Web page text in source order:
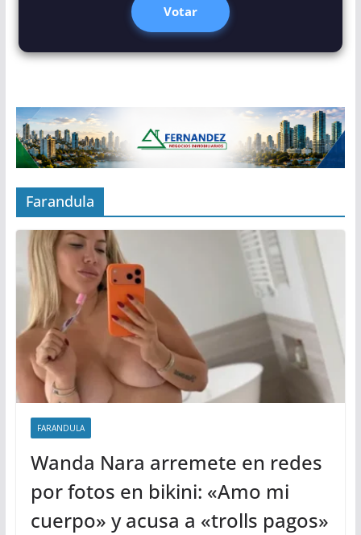
Votar
Farandula
FARANDULA
Wanda Nara arremete en redes
por fotos en bikini: «Amo mi
cuerpo» y acusa a «trolls pagos»